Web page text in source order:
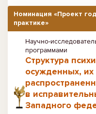
Номинация «Проект
практике»
Научно-
программами
Структура
осужденных, их
в
Западного